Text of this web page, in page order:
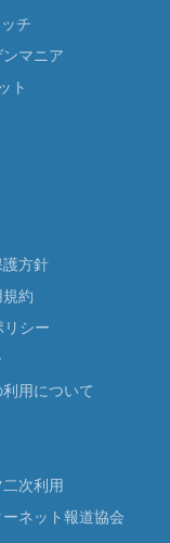
チ
マニア
ト
方針
約
リシー
用について
次利用
ネット報道協会